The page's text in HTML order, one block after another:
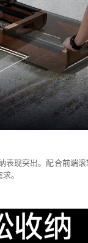
表现突出。配合前端滚
。